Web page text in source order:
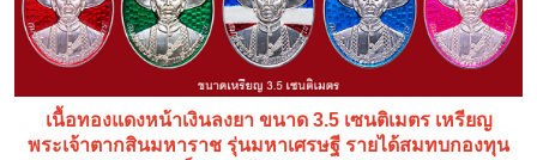
เนื้อทองแดงหน้าเงินลงยา ขนาด 3.5 เซนติเมตร เหรียญ
พระเจ้าตากสินมหาราช รุ่นมหาเศรษฐี รายได้สมทบกองทุน